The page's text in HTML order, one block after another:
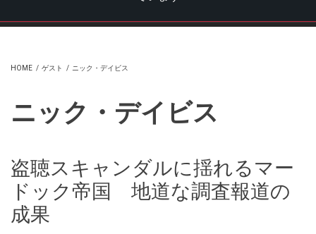
HOME / ゲスト / ニック・デイビス
ニック・デイビス
盗聴スキャンダルに揺れるマー
ドック帝国 地道な調査報道の
成果